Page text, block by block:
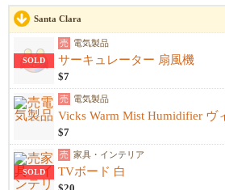
Santa Clara
SOLD
売 電気製品
サーキュレーター 扇風機
$7
売 電気製品
Vicks Warm Mist Humidifier ヴ
$7
SOLD
売 家具・インテリア
TVボード 白